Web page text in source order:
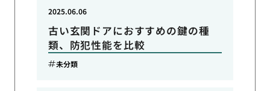
古い玄関ドアにおすすめの鍵の種
類、防犯性能を比較
2025.06.06
未分類